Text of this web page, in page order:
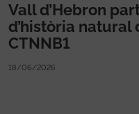
Vall d’Hebron
d’història natural
CTNNB1
18/06/2026